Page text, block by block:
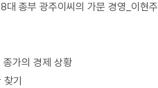
대 종부 광주이씨의 가문 경영_이현주
가의 경제 상황
기